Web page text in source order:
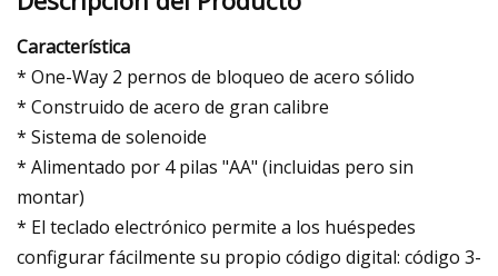
Característica
* One-Way 2 pernos de bloqueo de acero sólido
* Construido de acero de gran calibre
* Sistema de solenoide
* Alimentado por 4 pilas "AA" (incluidas pero sin
montar)
* El teclado electrónico permite a los huéspedes
configurar fácilmente su propio código digital: código 3-